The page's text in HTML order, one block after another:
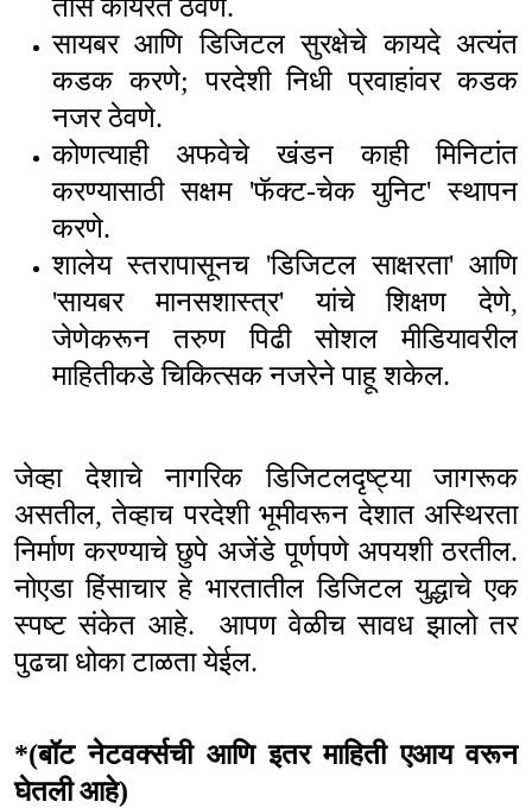
तास कार्यरत ठेवणे.
सायबर आणि डिजिटल सुरक्षेचे कायदे अत्यंत
कडक करणे;परदेशी निधी प्रवाहांवर कडक
नजर ठेवणे.
कोणत्याही अफवेचे खंडन काही मिनिटांत
करण्यासाठी सक्षम 'फॅक्ट-चेक युनिट'स्थापन
करणे.
शालेय स्तरापासूनच 'डिजिटल साक्षरता' आणि
'सायबर मानसशास्त्र'यांचे शिक्षण देणे,
जेणेकरून तरुण पिढी सोशल मीडियावरील
माहितीकडे चिकित्सक नजरेने पाहू शकेल.
जेव्हा देशाचे नागरिक डिजिटलदृष्ट्या जागरूक
असतील,तेव्हाच परदेशी भूमीवरून देशात अस्थिरता
निर्माण करण्याचे छुपे अजेंडे पूर्णपणे अपयशी ठरतील.
नोएडा हिंसाचार हे भारतातील डिजिटल युद्धाचे एक
स्पष्ट संकेत आहे.
आपण वेळीच सावध झालो तर
पुढचा धोका टाळता येईल.
*(बॉट नेटवर्क्सची आणि इतर माहिती एआय वरून
घेतली आहे)